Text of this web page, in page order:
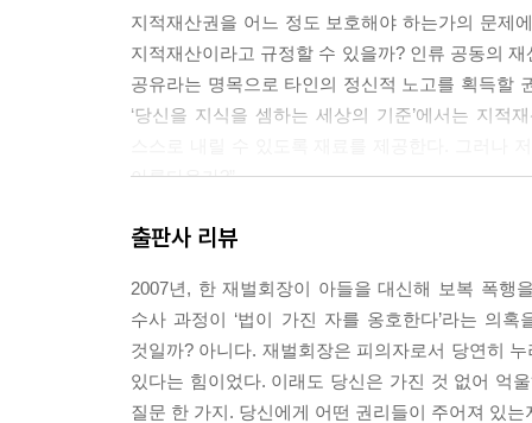
지적재산권을 어느 정도 보호해야 하는가의 문제
지적재산이라고 규정할 수 있을까? 인류 공동의
공유라는 명목으로 타인의 정신적 노고를 획득할
‘당신을 지식을 셈하는 세상의 기준’에서는 지
아름다운가?”
Scene #2 재벌회장에게도, 고물상을 하는 내 아버
사실이 한 달여가 지난 뒤에야 드러났다. 서울
남대문경찰서로 넘기게 하는 등 축소·은폐를 시
김 회장은 구속 기소돼 징역 1년6개월에 집
서울지방경찰청이 사퇴하는 등 경찰도 홍역을 앓
출판사 리뷰
2007년, 한 재벌회장이 아들을 대신해 보복 폭행
수사 과정이 ‘법이 가진 자를 옹호한다’라는 의
것일까? 아니다. 재벌회장은 피의자로서 당연히
있다는 힘이었다. 이래도 당신은 가진 것 없어 억
질문 한 가지. 당신에게 어떤 권리들이 주어져 있는